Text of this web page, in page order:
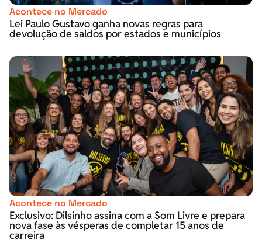
Acontece no Mercado
Lei Paulo Gustavo ganha novas regras para
devolução de saldos por estados e municípios
Acontece no Mercado
Exclusivo: Dilsinho assina com a Som Livre e prepara
nova fase às vésperas de completar 15 anos de
carreira